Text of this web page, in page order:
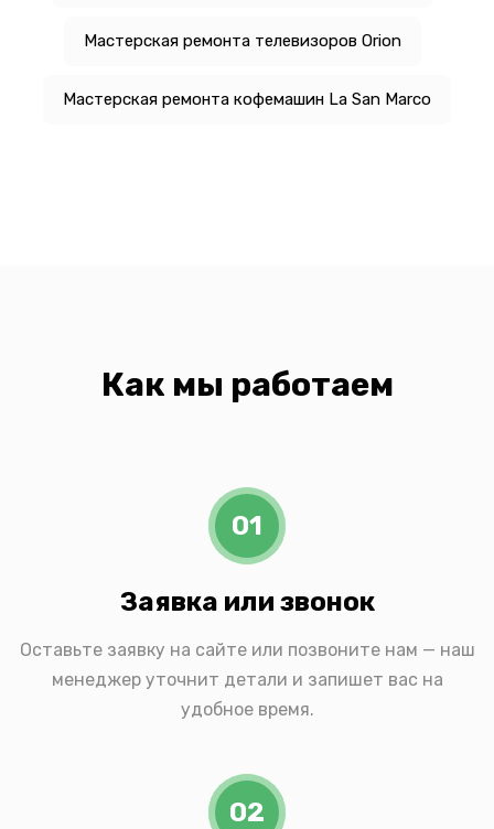
Мастерская ремонта телевизоров Orion
Мастерская ремонта кофемашин La San Marco
Как мы работаем
01
Заявка или звонок
Оставьте заявку на сайте или позвоните нам — наш
менеджер уточнит детали и запишет вас на
удобное время.
02